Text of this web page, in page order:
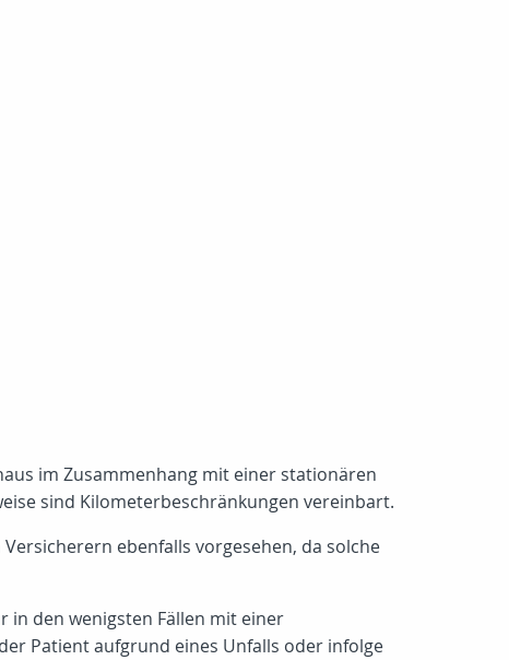
im Zusammenhang mit einer stationären
sind Kilometerbeschränkungen vereinbart.
ebenfalls vorgesehen, da solche
in den wenigsten Fällen mit einer
Patient aufgrund eines Unfalls oder infolge